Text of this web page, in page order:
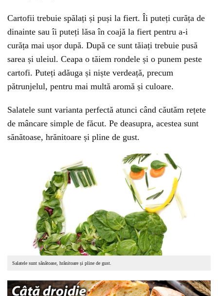
Cartofii trebuie spălați și puși la fiert. Îi puteți curăța de
dinainte sau îi puteți lăsa în coajă la fiert pentru a-i
curăța mai ușor după. După ce sunt tăiați trebuie pusă
sarea și uleiul. Ceapa o tăiem rondele și o punem peste
cartofi. Puteți adăuga și niște verdeață, precum
pătrunjelul, pentru mai multă aromă și culoare.
Salatele sunt varianta perfectă atunci când căutăm rețete
de mâncare simple de făcut. Pe deasupra, acestea sunt
sănătoase, hrănitoare și pline de gust.
Salatele sunt sănătoase, hrănitoare și pline de gust.